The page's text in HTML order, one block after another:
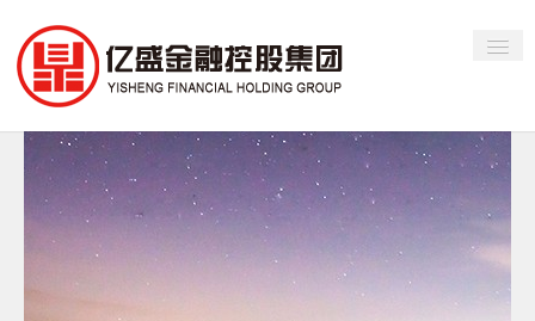
首页
关于亿盛
新闻资讯
业务中心